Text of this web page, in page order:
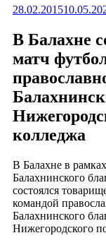
Опубликовано
28.02.2015
В Балахне
матч
колледжа
В Балахне в
Балахнинского
состоялся
командой
Балахнинского
Нижегородского